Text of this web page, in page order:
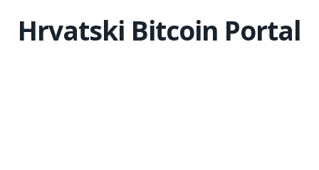
Hrvatski Bitcoin Portal